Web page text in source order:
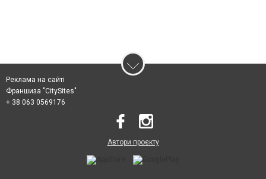
Реклама на сайті
Франшиза "CitySites"
+ 38 063 0569176
Автори проєкту